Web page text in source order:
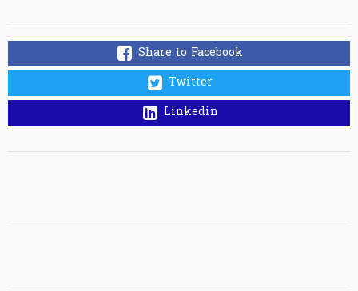
Share to Facebook
Twitter
Linkedin